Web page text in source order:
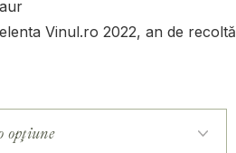
Vinul.ro 2022, an de recoltă